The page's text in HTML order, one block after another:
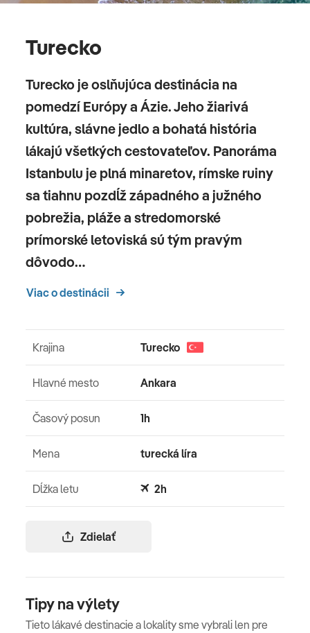
Turecko
Turecko je oslňujúca destinácia na
pomedzí Európy a Ázie. Jeho žiarivá
kultúra, slávne jedlo a bohatá história
lákajú všetkých cestovateľov. Panoráma
Istanbulu je plná minaretov, rímske ruiny
sa tiahnu pozdĺž západného a južného
pobrežia, pláže a stredomorské
prímorské letoviská sú tým pravým
dôvodo…
Viac o destinácii
Zdielať
Krajina Turecko
Hlavné mesto Ankara
Časový posun 1h
Mena turecká líra
Dĺžka letu 2h
Tipy na výlety
Tieto lákavé destinacie a lokality sme vybrali len pre